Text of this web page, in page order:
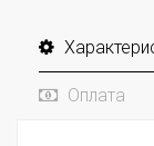
Оплата